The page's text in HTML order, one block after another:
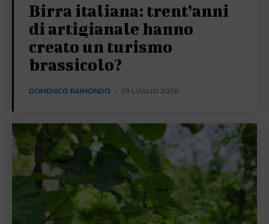
Birra italiana: trent’anni
di artigianale hanno
creato un turismo
brassicolo?
DOMENICO RAIMONDO - 29 LUGLIO 2026